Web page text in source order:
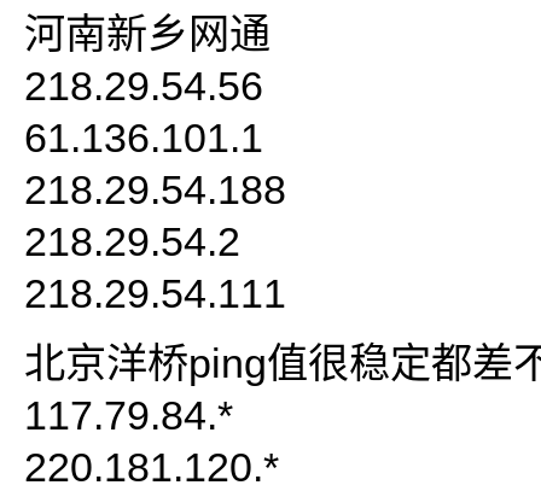
河南新乡网通
218.29.54.56
61.136.101.1
218.29.54.188
218.29.54.2
218.29.54.111
北京洋桥ping值很稳定都差
117.79.84.*
220.181.120.*